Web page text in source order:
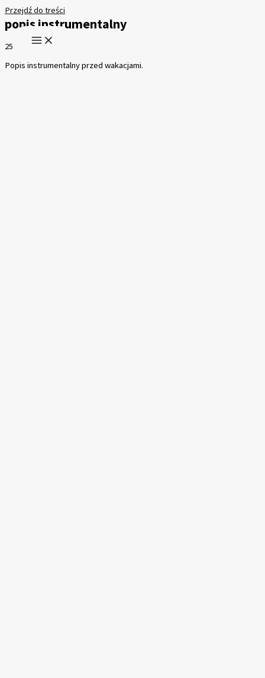
Przejdź do treści
popis instrumentalny
25 marca 2026
Popis instrumentalny przed wakacjami.